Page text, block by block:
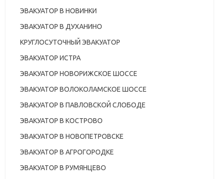
ЭВАКУАТОР В НОВИНКИ
ЭВАКУАТОР В ДУХАНИНО
КРУГЛОСУТОЧНЫЙ ЭВАКУАТОР
ЭВАКУАТОР ИСТРА
ЭВАКУАТОР НОВОРИЖСКОЕ ШОССЕ
ЭВАКУАТОР ВОЛОКОЛАМСКОЕ ШОССЕ
ЭВАКУАТОР В ПАВЛОВСКОЙ СЛОБОДЕ
ЭВАКУАТОР В КОСТРОВО
ЭВАКУАТОР В НОВОПЕТРОВСКЕ
ЭВАКУАТОР В АГРОГОРОДКЕ
ЭВАКУАТОР В РУМЯНЦЕВО